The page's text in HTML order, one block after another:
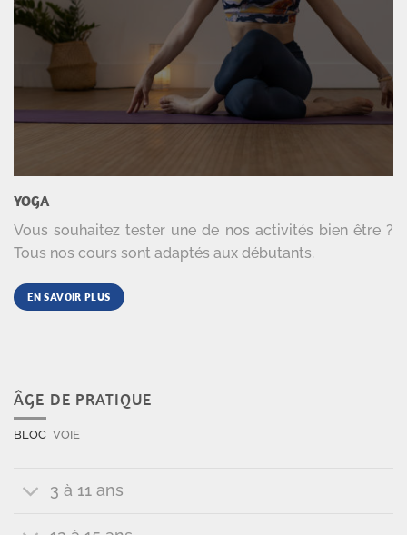
YOGA
Vous souhaitez tester une de nos activités bien être ?
Tous nos cours sont adaptés aux débutants.
EN SAVOIR PLUS
ÂGE DE PRATIQUE
BLOC VOIE
3 à 11 ans